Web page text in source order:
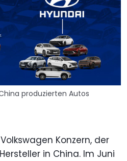
produzierten Autos
Konzern, der
in China. Im Juni